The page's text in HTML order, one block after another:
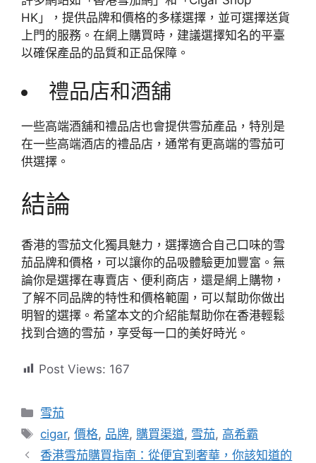
HK」，提供品牌和價格的多樣選擇，並可選擇送貨
上門的服務。在網上購買時，建議選擇知名的平臺
以確保產品的品質和正品保障。
禮品店和酒舖
一些高端酒舖和禮品店也會提供雪茄產品，特別是
在一些高端酒店的禮品店，通常有更高端的雪茄可
供選擇。
結論
香港的雪茄文化獨具魅力，選擇適合自己口味的雪
茄品牌和價格，可以讓你的品吸體驗更加豐富。無
論你是選擇在專賣店、便利商店，還是網上購物，
了解不同品牌的特性和價格範圍，可以幫助你做出
明智的選擇。希望本文的介紹能幫助你在香港輕鬆
找到合適的雪茄，享受每一口的美好時光。
Post Views: 167
分
類
雪茄
標
籤
cigar,價格, 品牌, 購買渠道, 雪茄, 高希霸
香港雪茄購買指南：從便宜到奢華，你該知道的